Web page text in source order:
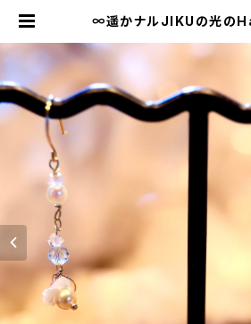
∞遥かナルJIKUの光の
Bisowa by ⁂Asterism